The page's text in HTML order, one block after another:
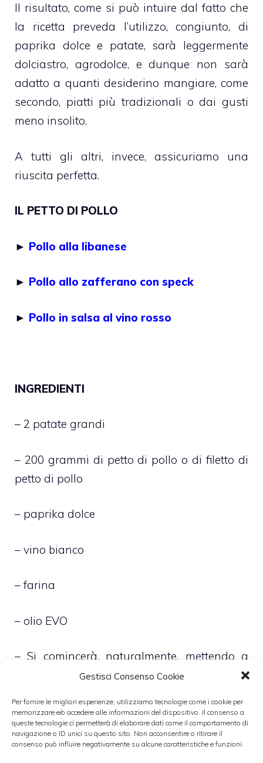
Gestisci Consenso Cookie
Per fornire le migliori esperienze, utilizziamo tecnologie come i cookie per
memorizzare e/o accedere alle informazioni del dispositivo. Il consenso a
queste tecnologie ci permetterà di elaborare dati come il comportamento di
navigazione o ID unici su questo sito. Non acconsentire o ritirare il
consenso può influire negativamente su alcune caratteristiche e funzioni.
Il risultato, come si può intuire dal fatto che
la ricetta preveda l’utilizzo, congiunto, di
paprika dolce e patate, sarà leggermente
dolciastro, agrodolce, e dunque non sarà
adatto a quanti desiderino mangiare, come
secondo, piatti più tradizionali o dai gusti
meno insolito.
A tutti gli altri, invece, assicuriamo una
riuscita perfetta.
IL PETTO DI POLLO
► Pollo alla libanese
► Pollo allo zafferano con speck
► Pollo in salsa al vino rosso
INGREDIENTI
– 2 patate grandi
– 200 grammi di petto di pollo o di filetto di
petto di pollo
– paprika dolce
– vino bianco
– farina
– olio EVO
– Si comincerà, naturalmente, mettendo a
cuocere le patate in abbondante acqua
scoleranno e, una volta raffreddatesi, si
sbucceranno e taglieranno a rondelle
abbastanza spesse.